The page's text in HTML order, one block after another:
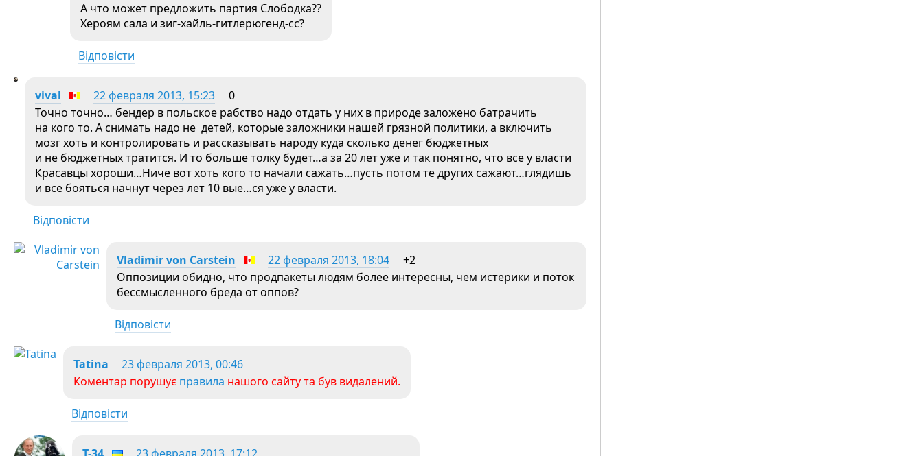
А что может предложить партия Слободка??
Хероям сала и зиг-хайль-гитлерюгенд-сс?
Відповісти
vival 22 февраля 2013, 15:23
0
Точно точно… бендер в польское рабство надо отдать у них в природе заложено батрачить
на кого то. А снимать надо не детей, которые заложники нашей грязной политики, а включить
мозг хоть и контролировать и рассказывать народу куда сколько денег бюджетных
и не бюджетных тратится. И то больше толку будет…а за 20 лет уже и так понятно, что все у власти
Красавцы хороши…Ниче вот хоть кого то начали сажать…пусть потом те других сажают…глядишь
и все бояться начнут через лет 10 вые…ся уже у власти.
Відповісти
Vladimir von Carstein 22 февраля 2013, 18:04
+2
Оппозиции обидно, что продпакеты людям более интересны, чем истерики и поток
бессмысленного бреда от оппов?
Відповісти
Tatina
23 февраля 2013, 00:46
Коментар порушує правила нашого сайту та був видалений.
Відповісти